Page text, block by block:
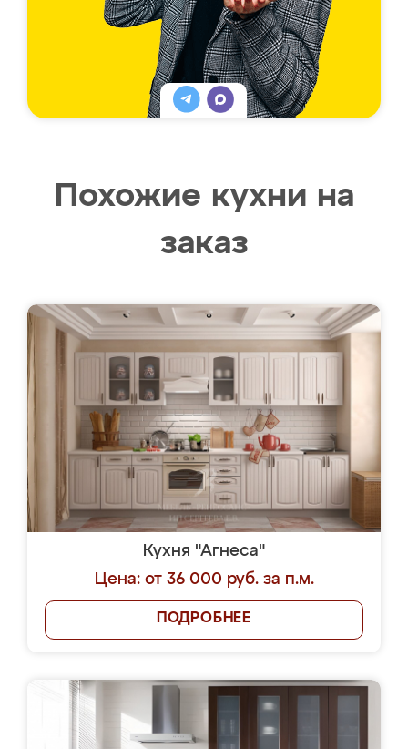
Похожие кухни на
заказ
Кухня "Агнеса"
Цена: от 36 000 руб. за п.м.
ПОДРОБНЕЕ